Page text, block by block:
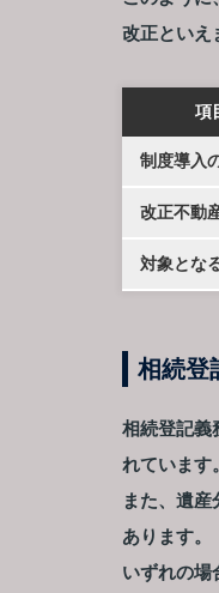
改正といえ
項
制度導入
改正不動
対象とな
相続登
相続登記義
れています。
また、遺
あります。
いずれの場